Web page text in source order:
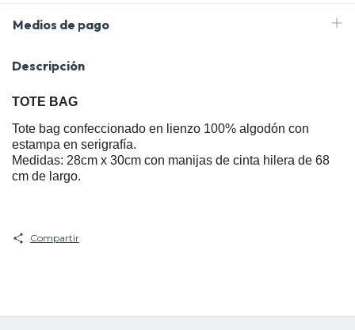
Medios de pago
Descripción
TOTE BAG
Tote bag confeccionado en lienzo 100% algodón con
estampa en serigrafía.
Medidas: 28cm x 30cm con manijas de cinta hilera de 68
cm de largo.
Compartir